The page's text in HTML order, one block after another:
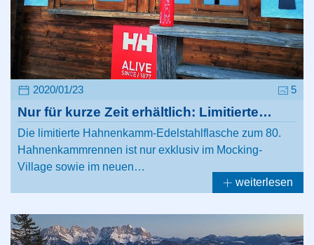
2020/01/23 5
Nur für kurze Zeit erhältlich: Limitierte…
Die limitierte Hahnenkamm-Edelstahlflasche zum 80.
Hahnenkammrennen ist nur exklusiv im Mocking-
Village sowie im neuen…
weiterlesen